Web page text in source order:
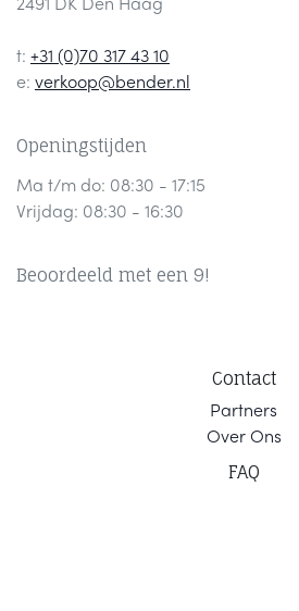
2491 DK Den Haag
t: +31 (0)70 317 43 10
e: verkoop@bender.nl
Openingstijden
Ma t/m do: 08:30 - 17:15
Vrijdag: 08:30 - 16:30
Beoordeeld met een 9!
Contact
Partners
Over Ons
FAQ